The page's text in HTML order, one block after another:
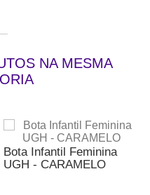
NA MESMA
Bota Infantil Feminina
UGH - CARAMELO